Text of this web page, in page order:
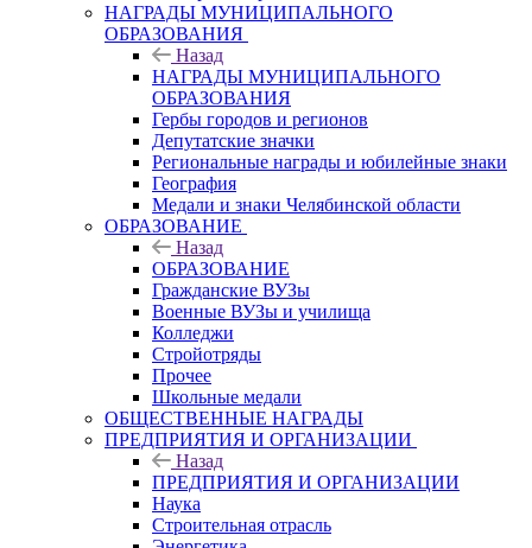
НАГРАДЫ МУНИЦИПАЛЬНОГО
ОБРАЗОВАНИЯ
Назад
НАГРАДЫ МУНИЦИПАЛЬНОГО
ОБРАЗОВАНИЯ
Гербы городов и регионов
Депутатские значки
Региональные награды и юбилейные знаки
География
Медали и знаки Челябинской области
ОБРАЗОВАНИЕ
Назад
ОБРАЗОВАНИЕ
Гражданские ВУЗы
Военные ВУЗы и училища
Колледжи
Стройотряды
Прочее
Школьные медали
ОБЩЕСТВЕННЫЕ НАГРАДЫ
ПРЕДПРИЯТИЯ И ОРГАНИЗАЦИИ
Назад
ПРЕДПРИЯТИЯ И ОРГАНИЗАЦИИ
Наука
Строительная отрасль